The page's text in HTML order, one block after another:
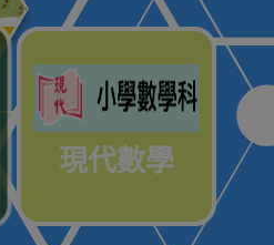
現代數學